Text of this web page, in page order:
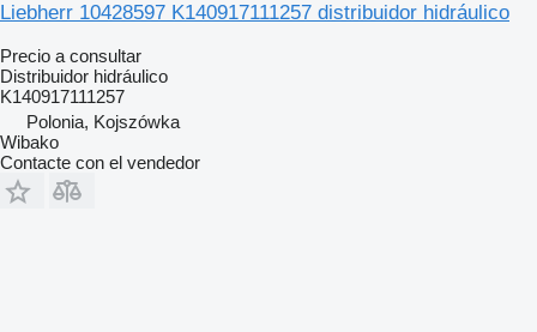
Liebherr 10428597 K140917111257 distribuidor hidráulico
Precio a consultar
Distribuidor hidráulico
K140917111257
Polonia, Kojszówka
Wibako
Contacte con el vendedor